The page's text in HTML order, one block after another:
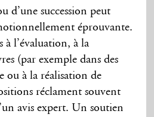
d’une succession peut
éprouvante.
à l’évaluation, à la
(par exemple dans des
ou à la réalisation de
réclament souvent
avis expert. Un soutien